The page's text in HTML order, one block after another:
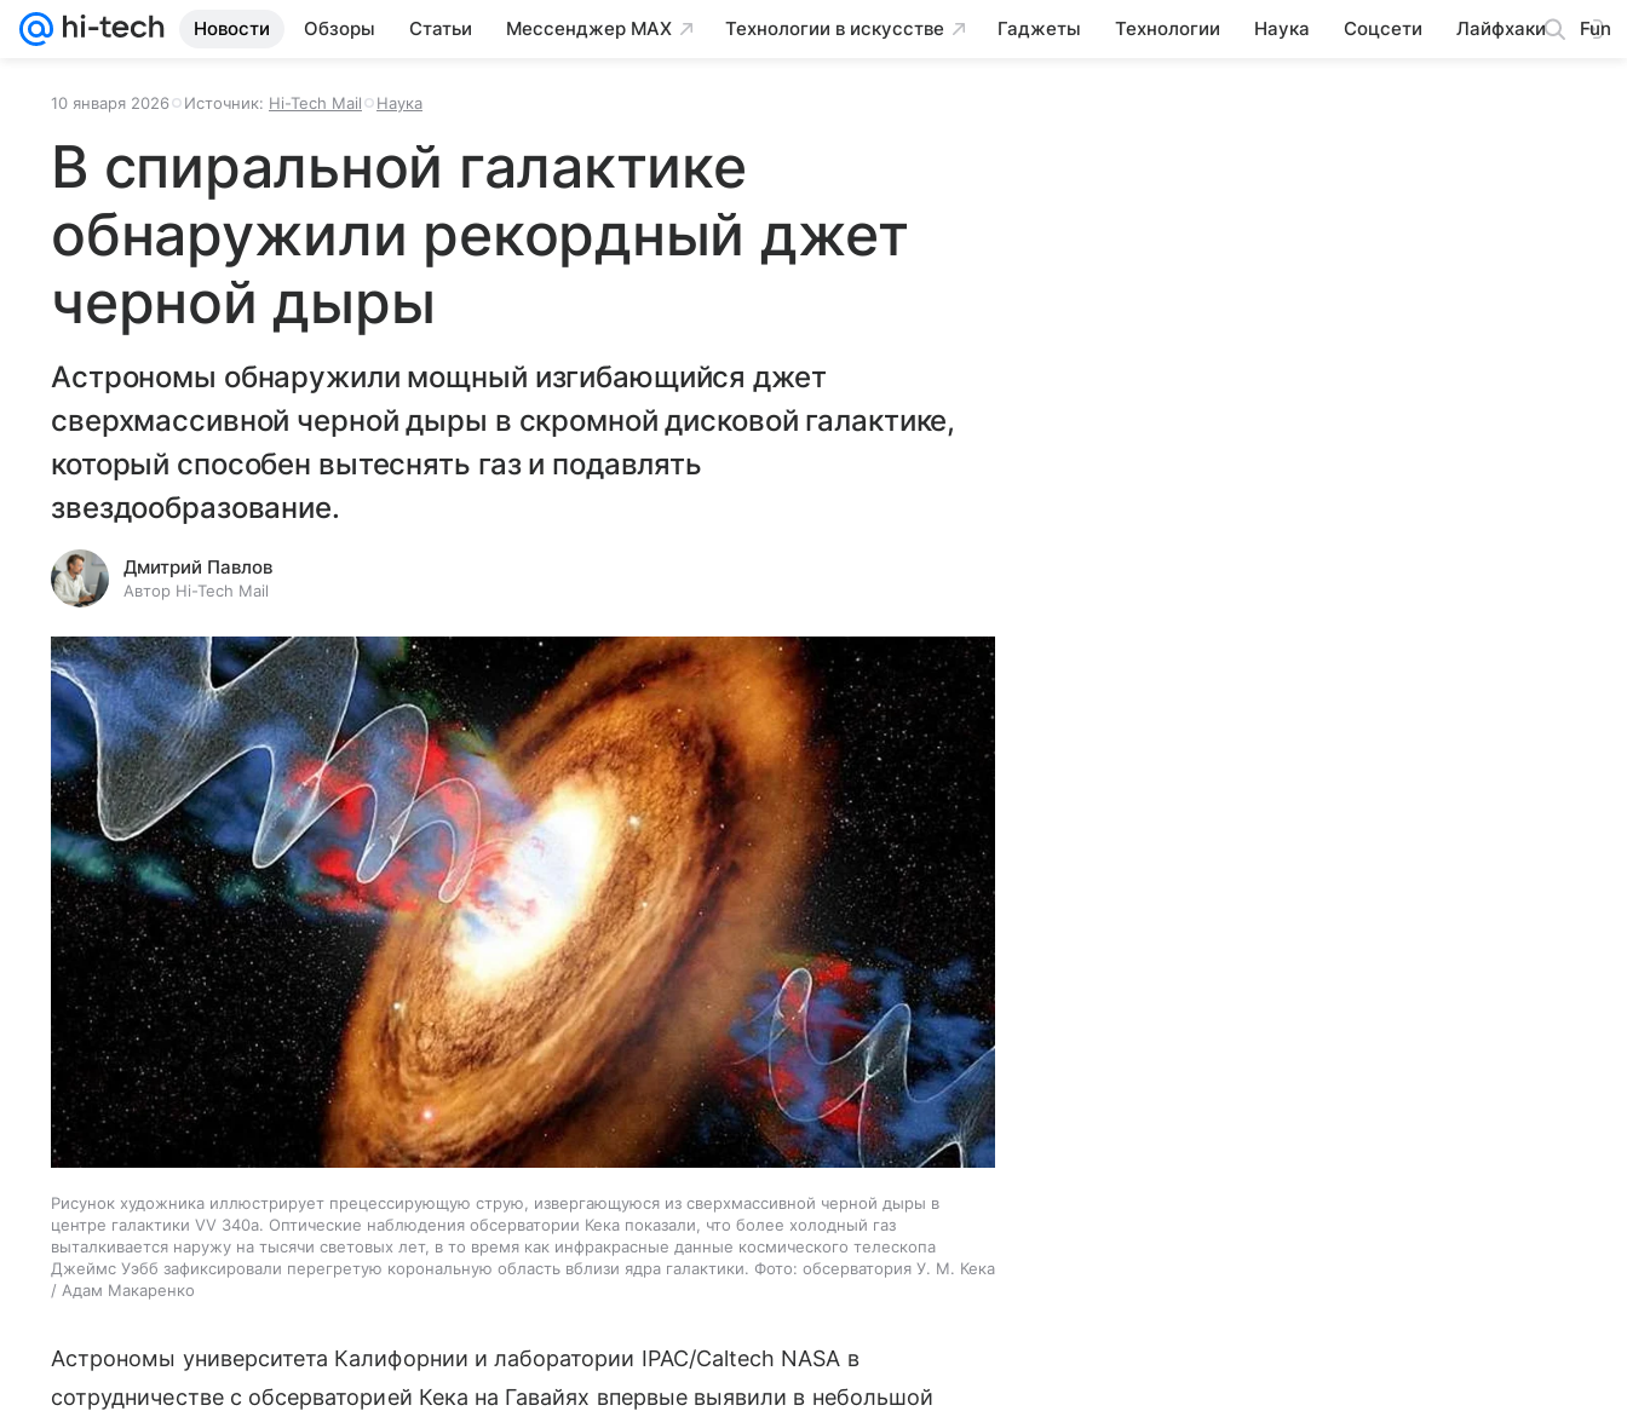
Новости Обзоры Статьи Мессенджер MAX Технологии в искусстве Гаджеты Технологии Наука Соцсети Лайфхаки Fun
10 января 2026 Источник: Hi-Tech Mail Наука
В спиральной галактике
обнаружили рекордный джет
черной дыры
Астрономы обнаружили мощный изгибающийся джет
сверхмассивной черной дыры в скромной дисковой галактике,
который способен вытеснять газ и подавлять
звездообразование.
Дмитрий Павлов
Автор Hi-Tech Mail
Рисунок художника иллюстрирует прецессирующую струю, извергающуюся из сверхмассивной черной дыры в
центре галактики VV 340a. Оптические наблюдения обсерватории Кека показали, что более холодный газ
выталкивается наружу на тысячи световых лет, в то время как инфракрасные данные космического телескопа
Джеймс Уэбб зафиксировали перегретую корональную область вблизи ядра галактики. Фото: обсерватория У. М. Кека
/ Адам Макаренко
Астрономы университета Калифорнии и лаборатории IPAC/Caltech NASA в
сотрудничестве с обсерваторией Кека на Гавайях впервые выявили в небольшой